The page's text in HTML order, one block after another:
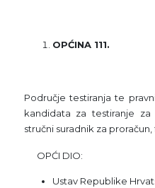
OPĆINA 111.
Područje testiranja te
kandidata za testiranje
stručni suradnik za
OPĆI DIO:
Ustav Republike